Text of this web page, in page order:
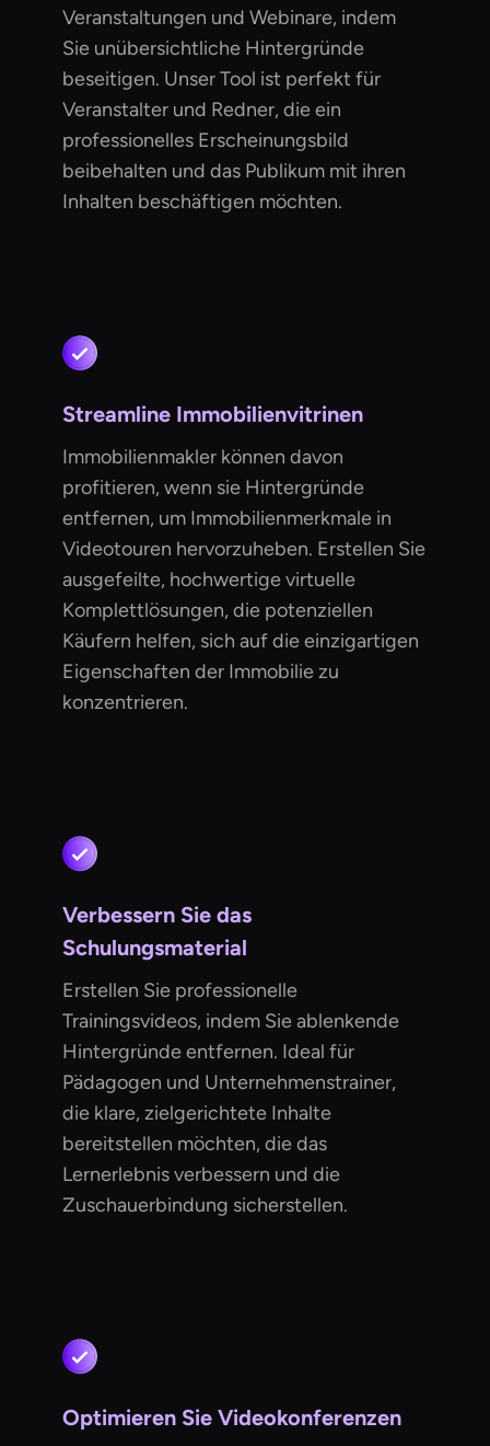
Veranstaltungen und Webinare, indem
Sie unübersichtliche Hintergründe
beseitigen. Unser Tool ist perfekt für
Veranstalter und Redner, die ein
professionelles Erscheinungsbild
beibehalten und das Publikum mit ihren
Inhalten beschäftigen möchten.
Streamline Immobilienvitrinen
Immobilienmakler können davon
profitieren, wenn sie Hintergründe
entfernen, um Immobilienmerkmale in
Videotouren hervorzuheben. Erstellen Sie
ausgefeilte, hochwertige virtuelle
Komplettlösungen, die potenziellen
Käufern helfen, sich auf die einzigartigen
Eigenschaften der Immobilie zu
konzentrieren.
Verbessern Sie das
Schulungsmaterial
Erstellen Sie professionelle
Trainingsvideos, indem Sie ablenkende
Hintergründe entfernen. Ideal für
Pädagogen und Unternehmenstrainer,
die klare, zielgerichtete Inhalte
bereitstellen möchten, die das
Lernerlebnis verbessern und die
Zuschauerbindung sicherstellen.
Optimieren Sie Videokonferenzen